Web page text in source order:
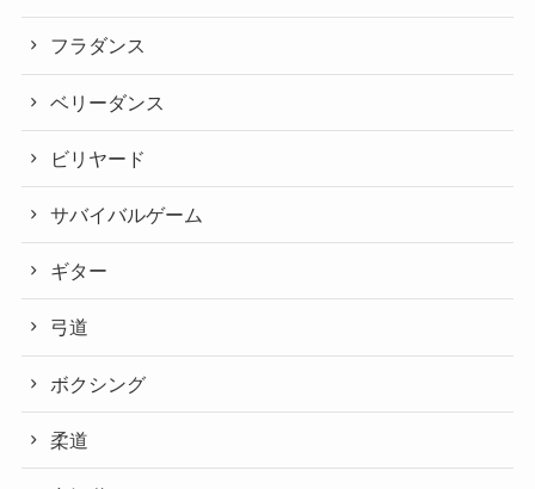
フラダンス
ベリーダンス
ビリヤード
サバイバルゲーム
ギター
弓道
ボクシング
柔道